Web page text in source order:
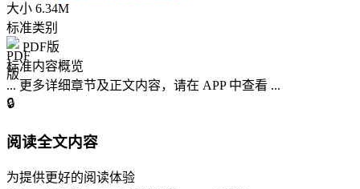
大小 6.34M
标准类别
PDF版
标准内容概览
... 更多详细章节及正文内容，请在 APP 中查看 ...
🔒
阅读全文内容
为提供更好的阅读体验